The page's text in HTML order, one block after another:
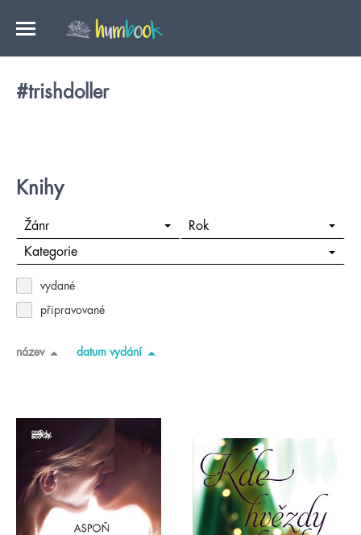
#trishdoller
Knihy
Žánr Rok
Kategorie
vydané
připravované
název datum vydání